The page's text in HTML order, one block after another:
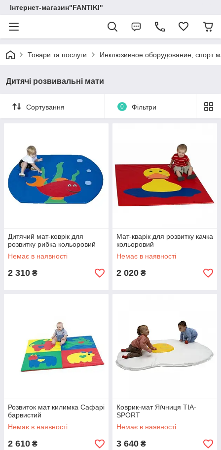
Інтернет-магазин"FANTIKI"
Товари та послуги Инклюзивное оборудование, спорт
Дитячі розвивальні мати
Сортування 0 Фільтри
Дитячий мат-коврік для
розвитку рибка кольоровий
Немає в наявності
2 310 ₴
Мат-кварік для розвитку качка
кольоровий
Немає в наявності
2 020 ₴
Розвиток мат килимка Сафарі
барвистий
Немає в наявності
2 610 ₴
Коврик-мат Яїчниця TIA-
SPORT
Немає в наявності
3 640 ₴